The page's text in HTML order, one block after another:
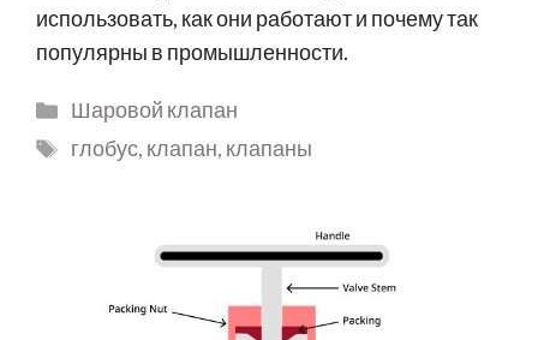
использовать, как они работают и почему так
популярны в промышленности.
Шаровой клапан
глобус, клапан, клапаны